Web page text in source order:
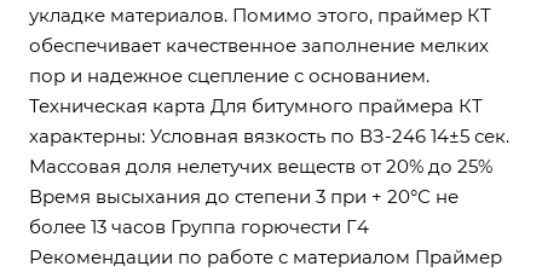
укладке материалов. Помимо этого, праймер КТ
обеспечивает качественное заполнение мелких
пор и надежное сцепление с основанием.
Техническая карта Для битумного праймера КТ
характерны: Условная вязкость по ВЗ-246 14±5 сек.
Массовая доля нелетучих веществ от 20% до 25%
Время высыхания до степени 3 при + 20°С не
более 13 часов Группа горючести Г4
Рекомендации по работе с материалом Праймер